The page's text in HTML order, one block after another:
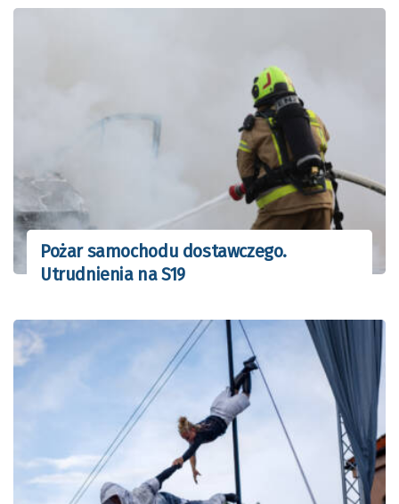
Pożar samochodu dostawczego.
Utrudnienia na S19